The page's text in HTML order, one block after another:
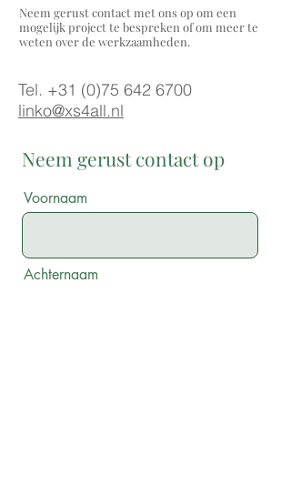
Neem gerust contact met ons op om een
mogelijk project te bespreken of om meer te
weten over de werkzaamheden.
Tel. +31 (0)75 642 6700
linko@xs4all.nl
Neem gerust contact op
Voornaam
Achternaam